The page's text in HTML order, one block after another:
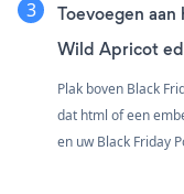
Toevoegen
Wild Apricot
Plak boven Black
dat html of een
en uw Black Friday